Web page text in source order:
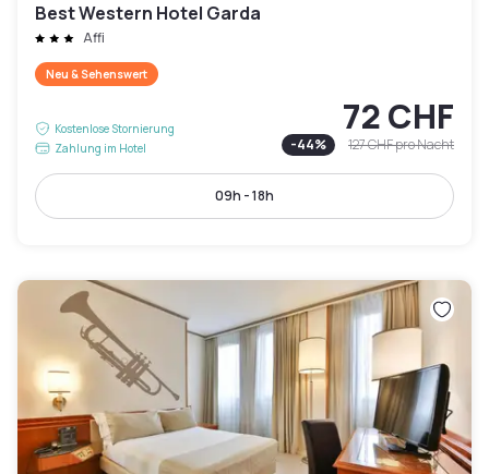
Best Western Hotel Garda
Affi
Neu & Sehenswert
Kostenlose Stornierung
Zahlung im Hotel
72 CHF
-44% 127 CHFpro Nacht
09h - 18h